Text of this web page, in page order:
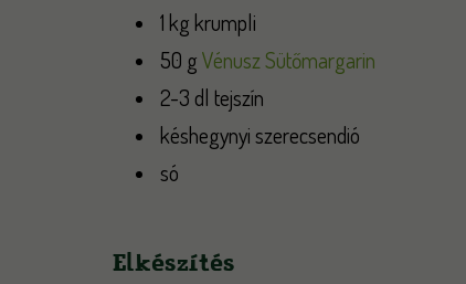
1 kg krumpli
50 gVénusz Sütőmargarin
2-3 dl tejszín
késhegynyi szerecsendió
só
Elkészítés